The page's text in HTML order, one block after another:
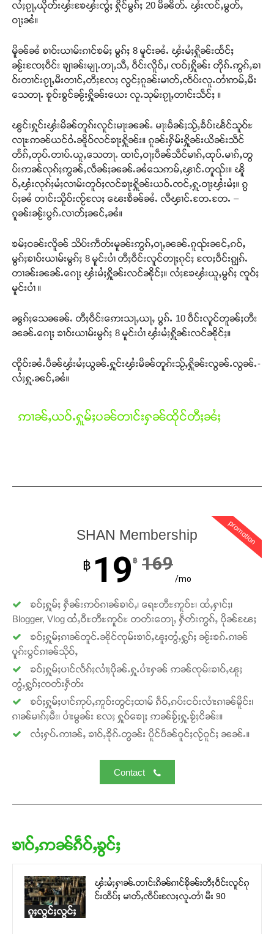
တႃႇႁႂ်ႈသဵင်ၵၢင်ၸႂ်ၵူၼ်းမိူင်း ၵူႈတီႈၵူႈလႅၼ်ပေႃးတေၸွ
တ်ႇ တူဝ်ႈလုမ်ႈၾႃႉၼၼ်ႉ ၶဝ်ႈႁူမ်ႈၵမ်ႉထႅမ် ၸုမ်းၶၢ
ဝ်ႇၽူႈတွႆႇႁွၵ်ႈ လႆႈယူႇၶႃႈဢေႃႈ။
လႆႈၵႂႃႇယိုတ်းၾႆးၶႄၾႆးၸွႆႈ ႁိုင်မွၵ်ႈ 20 မိၼိတ်ႉ ၾႆးၸင်ႇမွတ်ႇ
ဝႃႈၼႆ။
မိူၼ်ၼႆ ၶၢဝ်းယၢမ်းၵၢင်ၶမ်ႈ မွၵ်ႈ 8 မူင်းၼႆႉ ၾႆးမႆႈႁိူၼ်းထႅင်ႈ
ၼႂ်းၸႄႈဝဵင်း ၶျၢၼ်းမျႃႉတႃႇသီႇ ဝဵင်းလိူဝ်ႇ၊ ၸဝ်ႈႁိူၼ်း တိုၵ်ႉဢွၵ်ႇၶၢ
ဝ်းတၢင်းၵႂႃႇမီးတၢင်ႇတီႈလႄႈ လွင်ႈၵူၼ်းမၢတ်ႇၸဵပ်းလူႉတၢႆဢမ်ႇမီး
သေတႃႉ ၶူဝ်းၶွင်ၼႂ်းႁိူၼ်းယေး လူႉသုမ်းၵႂႃႇတၢင်းသဵင်ႈ ။
ၽွင်းႁူင်းၾႆးမိၼ်တူၵ်းလူင်းမႃးၼၼ်ႉ မႃးမႅၼ်ႈသႂ်ႇၶႅပ်းၽႅင်သူဝ်ႊ
လႃႊဢၼ်ယင်ဝႆႉၼိူဝ်လင်ၶႃးႁိူၼ်း။ ၵူၼ်းႁိမ်းႁိူၼ်းယိၼ်းသဵင်
တႅၵ်ႇတုပ်ႉတၢပ်ႉယူႇသေတႃႉ ထၢင်ႇဝႃႈပဵၼ်သဵင်မၢၵ်ႇထုပ်ႉမၢၵ်ႇတွ
ပ်းဢၼ်လုၵ်ႈဢွၼ်ႇလဵၼ်ႈၼၼ်ႉၼႆသေဢမ်ႇၾၢင်ႉတူၺ်း။ ၽိူ
ဝ်ႇၾႆးလုၵ်ႈမႆႈလၢမ်းတူဝ်ႈလင်ၶႃးႁိူၼ်းယဝ်ႉၸင်ႇႁူႉဝႃႈၾႆးမႆႈ။ ၵွ
ပ်ႈၼႆ တၢင်းသိူဝ်းၸႂ်လႄႈ ၽေးၶဵၼ်ၼႆႉ လီၾၢင်ႉတႄႉတႄႉ –
ၵူၼ်းၼႂ်းပွၵ်ႉလၢတ်ႈၼင်ႇၼႆ။
ၶမ်ႈဝၼ်းလိူၼ် သိပ်းဢဵတ်းမူၼ်းဢွၵ်ႇဝႃႇၼၼ်ႉၵူၺ်းၼင်ႇၵဝ်ႇ
မွၵ်ႈၶၢဝ်းယၢမ်းမွၵ်ႈ 8 မူင်းပၢႆ တီႈဝဵင်းလူင်တႃႈၵုင်ႈ ၸႄႈဝဵင်းၵျွၵ်ႉ
တၢၼ်းၼၼ်ႉၵေႃႈ ၾႆးမႆႈႁိူၼ်းလင်ၼိုင်ႈ။ လႆႈၶႄၾႆးယူႇမွၵ်ႈ ၸူဝ်ႈ
မူင်းပၢႆ ။
ၼွၵ်ႈသေၼၼ်ႉ တီႈဝဵင်းဢေးသႃႇယႃႇ ပွၵ်ႉ 10 ဝဵင်းလူင်တူၼ်ႈတီး
ၼၼ်ႉၵေႃႈ ၶၢဝ်းယၢမ်းမွၵ်ႈ 8 မူင်းပၢႆ ၾႆးမႆႈႁိူၼ်းလင်ၼိုင်ႈ။
ၸိူဝ်းၼႆႉပဵၼ်ၾႆးမႆႈယွၼ်ႉႁူင်းၾႆးမိၼ်တူၵ်းသႂ်ႇႁိူၼ်းလွၼ်ႉလွၼ်ႉ-
လႆႈႁူႉၼင်ႇၼႆ။
ဢၢၼ်ႇယဝ်ႉႁူမ်ႈပၼ်တၢင်းႁၼ်ထိုင်တီႈၼႆႈ
promotion
SHAN Membership
฿ 19 ฿ 169
/mo
ၶဝ်ႈႁူမ်ႈ ႁဵၼ်းဢဝ်ၵၢၼ်ၶၢဝ်ႇ၊ ရေႊတီႊဢူဝ်ႊ၊ ထႆႇႁၢင်ႈ၊
Blogger, Vlog ထႆႇဝီႊတီႊဢူဝ်ႊ တတ်းတေႃႇ ႁဵတ်းဢွၵ်ႇ ပိုၼ်ၽႄႈ
ၶဝ်ႈႁူမ်ႈၵၢၼ်တူင်ႉၼိုင်ၸုမ်းၶၢဝ်ႇၽူႈတွႆႇႁွၵ်ႈ ၼႂ်းၶၵ်ႉၵၢၼ်
ပူၵ်းပွင်ၵၢၼ်သိုဝ်ႇ
ၶဝ်ႈႁူမ်ႈပၢင်လႅၵ်ႈလၢႆႈပိုၼ်ႉႁူႉပၢႆးႁၼ် ဢၼ်ၸုမ်းၶၢဝ်ႇၽူႈ
တွႆႇႁွၵ်ႈၸတ်းႁဵတ်း
ၶဝ်ႈႁူမ်ႈပၢင်ဢုပ်ႇဢူဝ်းတွင်ႈထၢမ် ၵဵဝ်ႇၵပ်းငဝ်းလၢႆးၵၢၼ်မိူင်း၊
ၵၢၼ်မၢၵ်ႈမီး၊ ပၢႆးမွၼ်း လႄႈ ႁူဝ်ၶေႃႈ ဢၼ်ၶႂ်ႈႁူႉၶႂ်ႈငိၼ်း။
လႆႈႁပ်ႉဢၢၼ်ႇ ၶၢဝ်ႇၶိုၵ်ႉတွၼ်း ပိူင်ပဵၼ်ဝူင်ႈလႂ်ဝူင်ႈ ၼၼ်ႉ။
Contact
ၶၢဝ်ႇဢၼ်ၵဵဝ်ႇၶွင်ႈ
ၵူႈလွင်ႈလွင်ႈ
ၾႆးမႆႈႁၢၼ်ႉတၢင်းၵိၼ်ၵၢင်ၶိုၼ်းတီႈဝဵင်းလူင်ၵု
င်းထဵပ်ႈ မၢတ်ႇၸဵပ်းလႄႈလူႉတၢႆ မီး 90